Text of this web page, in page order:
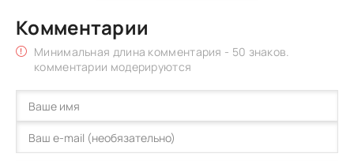
Комментарии
Минимальная длина комментария - 50 знаков.
комментарии модерируются